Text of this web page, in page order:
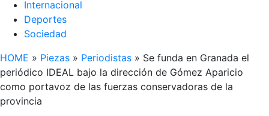
Internacional
Deportes
Sociedad
HOME » Piezas » Periodistas » Se funda en Granada el
periódico IDEAL bajo la dirección de Gómez Aparicio
como portavoz de las fuerzas conservadoras de la
provincia